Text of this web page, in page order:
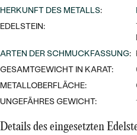
Wave
HERKUNFT DES METALLS:
EDELSTEIN:
ARTEN DER SCHMUCKFASSUNG:
GESAMTGEWICHT IN KARAT:
METALLOBERFLÄCHE:
UNGEFÄHRES GEWICHT:
Details des eingesetzten